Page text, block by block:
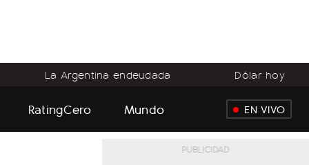
La Argentina endeudada Dólar hoy
RatingCero Mundo EN VIVO